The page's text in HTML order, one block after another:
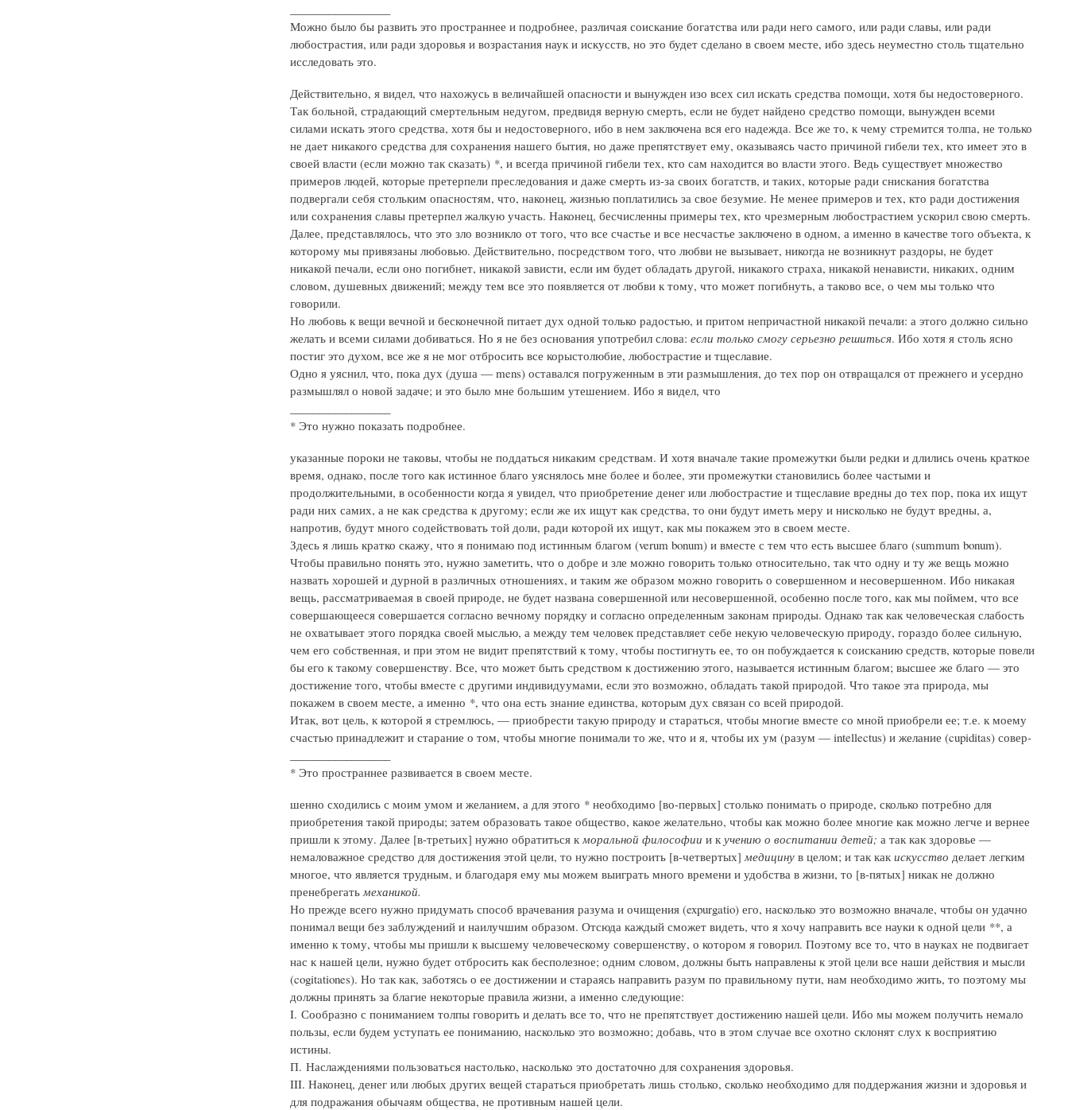
Можно было бы развить это пространнее и подробнее, различая соискание богатства или ради него самого, или ради славы, или ради
любострастия, или ради здоровья и возрастания наук и искусств, но это будет сделано в своем месте, ибо здесь неуместно столь тщательно
исследовать это.
Действительно, я видел, что нахожусь в величайшей опасности и вынужден изо всех сил искать средства помощи, хотя бы недостоверного.
Так больной, страдающий смертельным недугом, предвидя верную смерть, если не будет найдено средство помощи, вынужден всеми
силами искать этого средства, хотя бы и недостоверного, ибо в нем заключена вся его надежда. Все же то, к чему стремится толпа, не только
не дает никакого средства для сохранения нашего бытия, но даже препятствует ему, оказываясь часто причиной гибели тех, кто имеет это в
своей власти (если можно так сказать) *, и всегда причиной гибели тех, кто сам находится во власти этого. Ведь существует множество
примеров людей, которые претерпели преследования и даже смерть из-за своих богатств, и таких, которые ради снискания богатства
подвергали себя стольким опасностям, что, наконец, жизнью поплатились за свое безумие. Не менее примеров и тех, кто ради достижения
или сохранения славы претерпел жалкую участь. Наконец, бесчисленны примеры тех, кто чрезмерным любострастием ускорил свою смерть.
Далее, представлялось, что это зло возникло от того, что все счастье и все несчастье заключено в одном, а именно в качестве того объекта, к
которому мы привязаны любовью. Действительно, посредством того, что любви не вызывает, никогда не возникнут раздоры, не будет
никакой печали, если оно погибнет, никакой зависти, если им будет обладать другой, никакого страха, никакой ненависти, никаких, одним
словом, душевных движений; между тем все это появляется от любви к тому, что может погибнуть, а таково все, о чем мы только что
говорили.
Но любовь к вещи вечной и бесконечной питает дух одной только радостью, и притом непричастной никакой печали: а этого должно сильно
желать и всеми силами добиваться. Но я не без основания употребил слова: если только смогу серьезно решиться. Ибо хотя я столь ясно
постиг это духом, все же я не мог отбросить все корыстолюбие, любострастие и тщеславие.
Одно я уяснил, что, пока дух (душа — mens) оставался погруженным в эти размышления, до тех пор он отвращался от прежнего и усердно
размышлял о новой задаче; и это было мне большим утешением. Ибо я видел, что
* Это нужно показать подробнее.
указанные пороки не таковы, чтобы не поддаться никаким средствам. И хотя вначале такие промежутки были редки и длились очень краткое
время, однако, после того как истинное благо уяснялось мне более и более, эти промежутки становились более частыми и
продолжительными, в особенности когда я увидел, что приобретение денег или любострастие и тщеславие вредны до тех пор, пока их ищут
ради них самих, а не как средства к другому; если же их ищут как средства, то они будут иметь меру и нисколько не будут вредны, а,
напротив, будут много содействовать той доли, ради которой их ищут, как мы покажем это в своем месте.
Здесь я лишь кратко скажу, что я понимаю под истинным благом (verum bonum) и вместе с тем что есть высшее благо (summum bonum).
Чтобы правильно понять это, нужно заметить, что о добре и зле можно говорить только относительно, так что одну и ту же вещь можно
назвать хорошей и дурной в различных отношениях, и таким же образом можно говорить о совершенном и несовершенном. Ибо никакая
вещь, рассматриваемая в своей природе, не будет названа совершенной или несовершенной, особенно после того, как мы поймем, что все
совершающееся совершается согласно вечному порядку и согласно определенным законам природы. Однако так как человеческая слабость
не охватывает этого порядка своей мыслью, а между тем человек представляет себе некую человеческую природу, гораздо более сильную,
чем его собственная, и при этом не видит препятствий к тому, чтобы постигнуть ее, то он побуждается к соисканию средств, которые повели
бы его к такому совершенству. Все, что может быть средством к достижению этого, называется истинным благом; высшее же благо — это
достижение того, чтобы вместе с другими индивидуумами, если это возможно, обладать такой природой. Что такое эта природа, мы
покажем в своем месте, а именно *, что она есть знание единства, которым дух связан со всей природой.
Итак, вот цель, к которой я стремлюсь, — приобрести такую природу и стараться, чтобы многие вместе со мной приобрели ее; т.е. к моему
счастью принадлежит и старание о том, чтобы многие понимали то же, что и я, чтобы их ум (разум — intellectus) и желание (cupiditas) совер-
* Это пространнее развивается в своем месте.
шенно сходились с моим умом и желанием, а для этого * необходимо [во-первых] столько понимать о природе, сколько потребно для
приобретения такой природы; затем образовать такое общество, какое желательно, чтобы как можно более многие как можно легче и вернее
пришли к этому. Далее [в-третьих] нужно обратиться к моральной философии и к учению о воспитании детей; а так как здоровье —
немаловажное средство для достижения этой цели, то нужно построить [в-четвертых] медицинув целом; и так как искусство делает легким
многое, что является трудным, и благодаря ему мы можем выиграть много времени и удобства в жизни, то [в-пятых] никак не должно
пренебрегать механикой.
Но прежде всего нужно придумать способ врачевания разума и очищения (expurgatio) его, насколько это возможно вначале, чтобы он удачно
понимал вещи без заблуждений и наилучшим образом. Отсюда каждый сможет видеть, что я хочу направить все науки к одной цели **, а
именно к тому, чтобы мы пришли к высшему человеческому совершенству, о котором я говорил. Поэтому все то, что в науках не подвигает
нас к нашей цели, нужно будет отбросить как бесполезное; одним словом, должны быть направлены к этой цели все наши действия и мысли
(cogitationes). Но так как, заботясь о ее достижении и стараясь направить разум по правильному пути, нам необходимо жить, то поэтому мы
должны принять за благие некоторые правила жизни, а именно следующие:
I. Сообразно с пониманием толпы говорить и делать все то, что не препятствует достижению нашей цели. Ибо мы можем получить немало
пользы, если будем уступать ее пониманию, насколько это возможно; добавь, что в этом случае все охотно склонят слух к восприятию
истины.
П. Наслаждениями пользоваться настолько, насколько это достаточно для сохранения здоровья.
III. Наконец, денег или любых других вещей стараться приобретать лишь столько, сколько необходимо для поддержания жизни и здоровья и
для подражания обычаям общества, не противным нашей цели.